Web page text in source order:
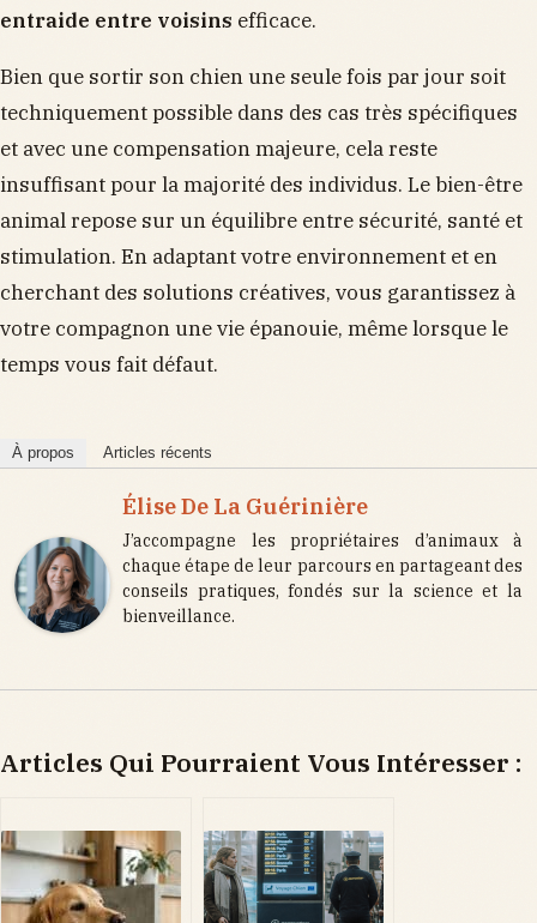
entraide entre voisins efficace.
Bien que sortir son chien une seule fois par jour soit
techniquement possible dans des cas très spécifiques
et avec une compensation majeure, cela reste
insuffisant pour la majorité des individus. Le bien-être
animal repose sur un équilibre entre sécurité, santé et
stimulation. En adaptant votre environnement et en
cherchant des solutions créatives, vous garantissez à
votre compagnon une vie épanouie, même lorsque le
temps vous fait défaut.
À propos Articles récents
Élise De La Guérinière
J’accompagne les propriétaires d’animaux à
chaque étape de leur parcours en partageant des
conseils pratiques, fondés sur la science et la
bienveillance.
Articles Qui Pourraient Vous Intéresser :